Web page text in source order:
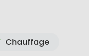
Chauffage